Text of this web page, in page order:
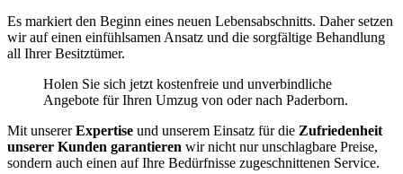
Es markiert den Beginn eines neuen Lebensabschnitts. Daher setzen
wir auf einen einfühlsamen Ansatz und die sorgfältige Behandlung
all Ihrer Besitztümer.
Holen Sie sich jetzt kostenfreie und unverbindliche
Angebote für Ihren Umzug von oder nach Paderborn.
Mit unsererExpertise und unserem Einsatz für die Zufriedenheit
unserer Kunden garantieren wir nicht nur unschlagbare Preise,
sondern auch einen auf Ihre Bedürfnisse zugeschnittenen Service.